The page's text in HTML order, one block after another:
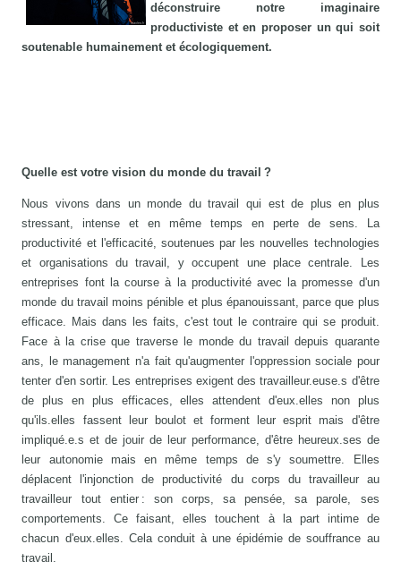
déconstruire notre imaginaire
productiviste et en proposer un qui soit
soutenable humainement et écologiquement.
Quelle est votre vision du monde du travail ?
Nous vivons dans un monde du travail qui est de plus en plus
stressant, intense et en même temps en perte de sens. La
productivité et l'efficacité, soutenues par les nouvelles technologies
et organisations du travail, y occupent une place centrale. Les
entreprises font la course à la productivité avec la promesse d'un
monde du travail moins pénible et plus épanouissant, parce que plus
efficace. Mais dans les faits, c'est tout le contraire qui se produit.
Face à la crise que traverse le monde du travail depuis quarante
ans, le management n'a fait qu'augmenter l'oppression sociale pour
tenter d'en sortir. Les entreprises exigent des travailleur.euse.s d'être
de plus en plus efficaces, elles attendent d'eux.elles non plus
qu'ils.elles fassent leur boulot et forment leur esprit mais d'être
impliqué.e.s et de jouir de leur performance, d'être heureux.ses de
leur autonomie mais en même temps de s'y soumettre. Elles
déplacent l'injonction de productivité du corps du travailleur au
travailleur tout entier : son corps, sa pensée, sa parole, ses
comportements. Ce faisant, elles touchent à la part intime de
chacun d'eux.elles. Cela conduit à une épidémie de souffrance au
travail.